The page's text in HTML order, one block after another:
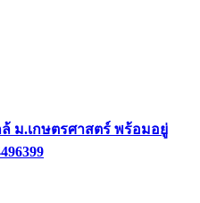
ม.เกษตรศาสตร์ พร้อมอยู่